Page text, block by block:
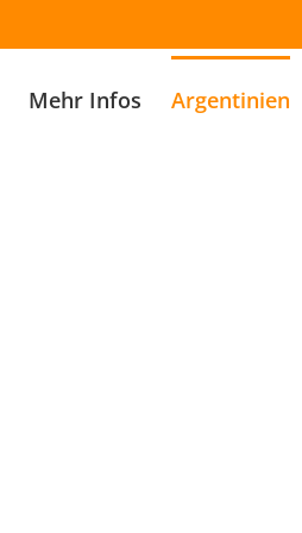
Mehr Infos Argentinien